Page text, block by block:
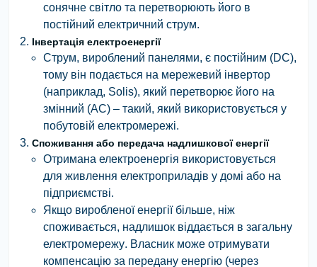
сонячне світло та перетворюють його в
постійний електричний струм.
Інвертація електроенергії
Струм, вироблений панелями, є постійним (DC),
тому він подається на мережевий інвертор
(наприклад, Solis), який перетворює його на
змінний (AC) – такий, який використовується у
побутовій електромережі.
Споживання або передача надлишкової енергії
Отримана електроенергія використовується
для живлення електроприладів у домі або на
підприємстві.
Якщо виробленої енергії більше, ніж
споживається, надлишок віддається в загальну
електромережу. Власник може отримувати
компенсацію за передану енергію (через